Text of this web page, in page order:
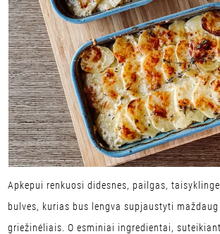
Apkepui renkuosi didesnes, pailgas,
bulves, kurias bus lengva supjaustyti
griežinėliais. O esminiai ingredientai,